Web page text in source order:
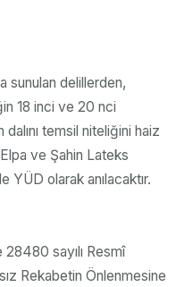
sunulan delillerden,
18 inci ve 20 nci
temsil niteliğini haiz
Elpa ve Şahin Lateks
YÜD olarak anılacaktır.
sayılı Resmî
Rekabetin Önlenmesine